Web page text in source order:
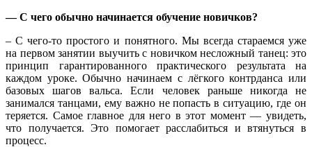
— С чего обычно начинается обучение новичков?
– С чего-то простого и понятного. Мы всегда стараемся уже
на первом занятии выучить с новичком несложный танец: это
принцип гарантированного практического результата на
каждом уроке. Обычно начинаем с лёгкого контрданса или
базовых шагов вальса. Если человек раньше никогда не
занимался танцами, ему важно не попасть в ситуацию, где он
теряется. Самое главное для него в этот момент — увидеть,
что получается. Это помогает расслабиться и втянуться в
процесс.